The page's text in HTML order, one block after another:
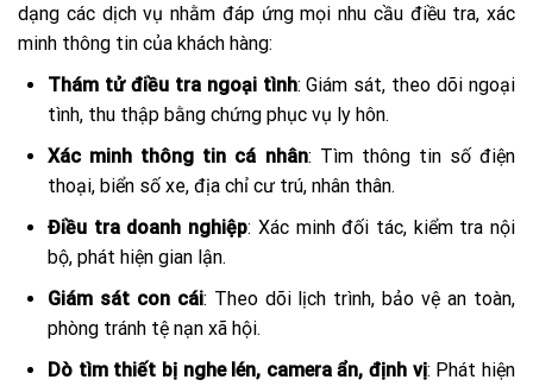
dạng các dịch vụ nhằm đáp ứng mọi nhu cầu điều tra, xác
minh thông tin của khách hàng:
Thám tử điều tra ngoại tình: Giám sát, theo dõi ngoại
tình, thu thập bằng chứng phục vụ ly hôn.
Xác minh thông tin cá nhân: Tìm thông tin số điện
thoại, biển số xe, địa chỉ cư trú, nhân thân.
Điều tra doanh nghiệp: Xác minh đối tác, kiểm tra nội
bộ, phát hiện gian lận.
Giám sát con cái: Theo dõi lịch trình, bảo vệ an toàn,
phòng tránh tệ nạn xã hội.
Dò tìm thiết bị nghe lén, camera ẩn, định vị: Phát hiện